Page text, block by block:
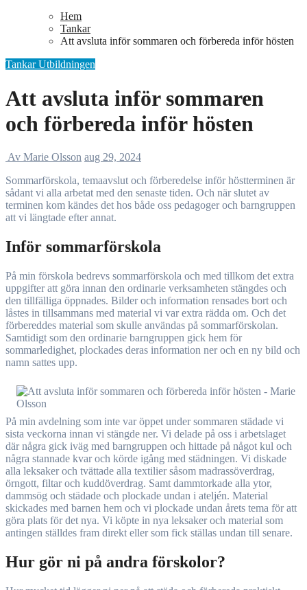
Hem
Tankar
Att avsluta inför sommaren och förbereda inför hösten
TankarUtbildningen
Att avsluta inför sommaren
och förbereda inför hösten
Av Marie Olsson aug 29, 2024
Sommarförskola, temaavslut och förberedelse inför höstterminen är
sådant vi alla arbetat med den senaste tiden. Och när slutet av
terminen kom kändes det hos både oss pedagoger och barngruppen
att vi längtade efter annat.
Inför sommarförskola
På min förskola bedrevs sommarförskola och med tillkom det extra
uppgifter att göra innan den ordinarie verksamheten stängdes och
den tillfälliga öppnades. Bilder och information rensades bort och
låstes in tillsammans med material vi var extra rädda om. Och det
förbereddes material som skulle användas på sommarförskolan.
Samtidigt som den ordinarie barngruppen gick hem för
sommarledighet, plockades deras information ner och en ny bild och
namn sattes upp.
På min avdelning som inte var öppet under sommaren städade vi
sista veckorna innan vi stängde ner. Vi delade på oss i arbetslaget
där några gick iväg med barngruppen och hittade på något kul och
några stannade kvar och körde igång med städningen. Vi diskade
alla leksaker och tvättade alla textilier såsom madrassöverdrag,
örngott, filtar och kuddöverdrag. Samt dammtorkade alla ytor,
dammsög och städade och plockade undan i ateljén. Material
skickades med barnen hem och vi plockade undan årets tema för att
göra plats för det nya. Vi köpte in nya leksaker och material som
antingen ställdes fram direkt eller som fick ställas undan till senare.
Hur gör ni på andra förskolor?